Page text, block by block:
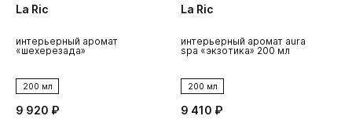
La Ric
интерьерный аромат
«шехерезада»
200 мл
9 920 ₽
La Ric
интерьерный аромат aura
spa «экзотика» 200 мл
200 мл
9 410 ₽